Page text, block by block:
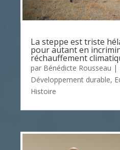
La steppe est triste
pour autant en
réchauffement
par Bénédicte Rousseau |
Développement durable,
Histoire